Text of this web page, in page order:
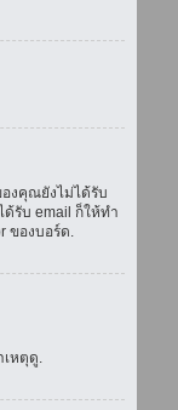
งคุณยังไม่ได้รับ
รับ email ก็ให้ทำ
ของบอร์ด.
เหตุดู.